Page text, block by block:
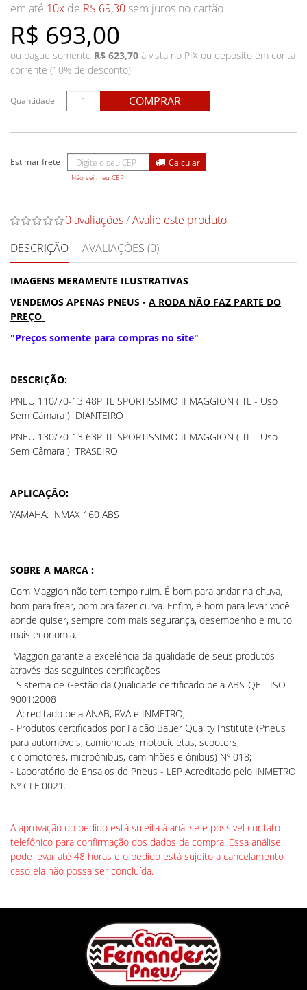
R$ 693,00
em até 10x de R$ 69,30 sem juros no cartão
ou pague somente R$ 623,70 à vista no PIX ou depósito em conta
corrente (10% de desconto)
Quantidade COMPRAR
Não sei meu CEP
0 avaliações/Avalie este produto
DESCRIÇÃO
AVALIAÇÕES (0)
IMAGENS MERAMENTE ILUSTRATIVAS
VENDEMOS APENAS PNEUS - A RODA NÃO FAZ PARTE DO
PREÇO
"Preços somente para compras no site"
DESCRIÇÃO:
PNEU 110/70-13 48P TL SPORTISSIMO II MAGGION ( TL - Uso
Sem Câmara ) DIANTEIRO
PNEU 130/70-13 63P TL SPORTISSIMO II MAGGION ( TL - Uso
Sem Câmara ) TRASEIRO
APLICAÇÃO:
YAMAHA: NMAX 160 ABS
SOBRE A MARCA :
Com Maggion não tem tempo ruim. É bom para andar na chuva,
bom para frear, bom pra fazer curva. Enfim, é bom para levar você
aonde quiser, sempre com mais segurança, desempenho e muito
mais economia.
Maggion garante a excelência da qualidade de seus produtos
através das seguintes certificações
- Sistema de Gestão da Qualidade certificado pela ABS-QE - ISO
9001:2008
- Acreditado pela ANAB, RVA e INMETRO;
- Produtos certificados por Falcão Bauer Quality Institute (Pneus
para automóveis, camionetas, motocicletas, scooters,
ciclomotores, microônibus, caminhões e ônibus) Nº 018;
- Laboratório de Ensaios de Pneus - LEP Acreditado pelo INMETRO
Nº CLF 0021.
A aprovação do pedido está sujeita à análise e possível contato
telefônico para confirmação dos dados da compra. Essa análise
pode levar até 48 horas e o pedido está sujeito a cancelamento
caso ela não possa ser concluída.